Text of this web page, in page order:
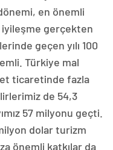
en önemli
gerçekten
geçen yılı 100
Türkiye mal
ticaretinde fazla
de 54,3
57 milyonu geçti.
dolar turizm
önemli katkılar da